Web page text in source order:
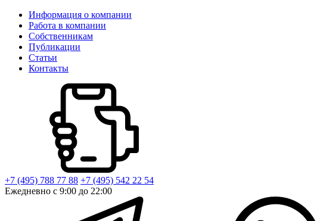
Информация о компании
Работа в компании
Собственникам
Публикации
Статьи
Контакты
+7 (495) 788 77 88 +7 (495) 542 22 54
Ежедневно с 9:00 до 22:00